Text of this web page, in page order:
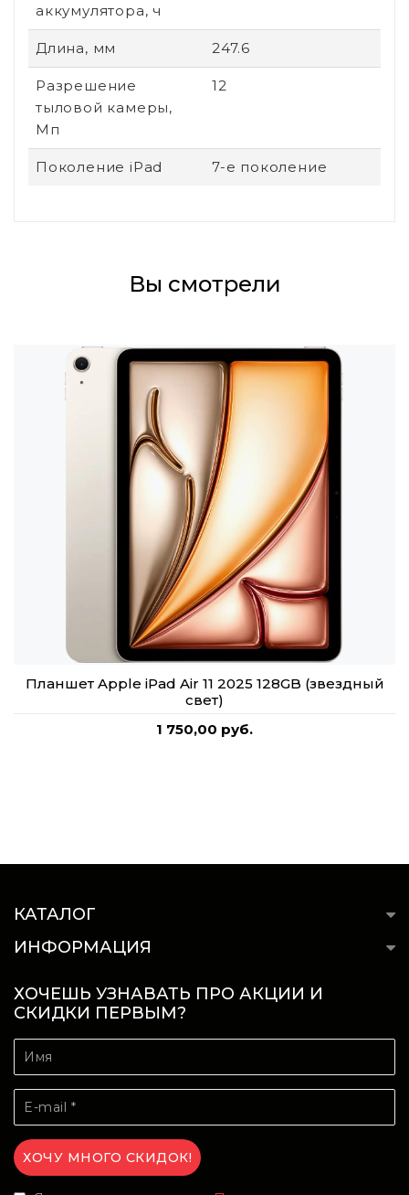
аккумулятора, ч
Длина, мм 247.6
Разрешение
тыловой камеры,
Мп
12
Поколение iPad 7-е поколение
Вы смотрели
Планшет Apple iPad Air 11 2025 128GB (звездный
свет)
1 750,00 руб.
КАТАЛОГ
ИНФОРМАЦИЯ
ХОЧЕШЬ УЗНАВАТЬ ПРО АКЦИИ И
СКИДКИ ПЕРВЫМ?